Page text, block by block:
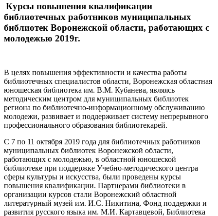
Курсы повышения квалификации
библиотечных работников муниципальных
библиотек Воронежской области, работающих с
молодежью 2019г.
В целях повышения эффективности и качества работы
библиотечных специалистов области, Воронежская областная
юношеская библиотека им. В.М. Кубанева, являясь
методическим центром для муниципальных библиотек
региона по библиотечно-информационному обслуживанию
молодежи, развивает и поддерживает систему непрерывного
профессионального образования библиотекарей.
С 7 по 11 октября 2019 года для библиотечных работников
муниципальных библиотек Воронежской области,
работающих с молодежью, в областной юношеской
библиотеке при поддержке Учебно-методического центра
сферы культуры и искусства, были проведены курсы
повышения квалификации. Партнерами библиотеки в
организации курсов стали Воронежский областной
литературный музей им. И.С. Никитина, Фонд поддержки и
развития русского языка им. М.И. Картавцевой, Библиотека